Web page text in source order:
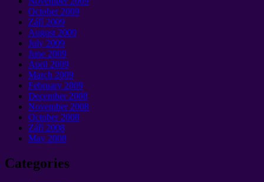
October2009
Září 2009
August 2009
July 2009
June 2009
April 2009
March 2009
February 2009
December2008
November2008
October2008
Září 2008
May 2008
Categories